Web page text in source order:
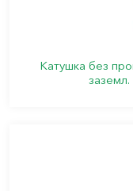
Катушка без